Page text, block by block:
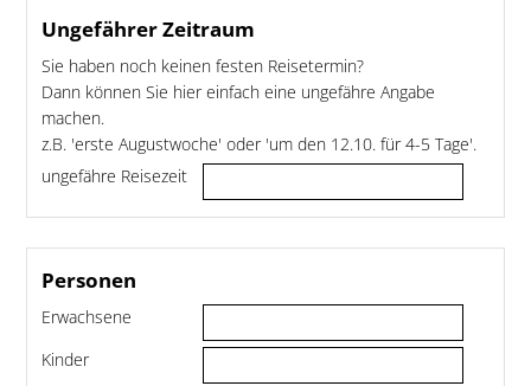
Ungefährer Zeitraum
Sie haben noch keinen festen Reisetermin?
Dann können Sie hier einfach eine ungefähre Angabe
machen.
z.B. 'erste Augustwoche' oder 'um den 12.10. für 4-5 Tage'.
ungefähre Reisezeit
Personen
Erwachsene
Kinder